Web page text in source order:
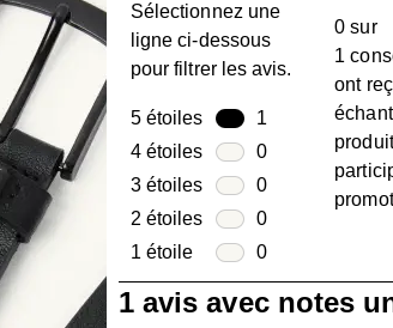
Sélectionnez une
ligne ci-dessous
pour filtrer les avis.
5 étoiles étoiles1
1 avis avec 5
4 étoiles étoiles0
0 avis avec 4
3 étoiles étoiles0
0 avis avec 3
2 étoiles étoiles0
0 avis avec 2
1 étoile étoiles 0
0 avis avec 1
0 sur
1
ont
1 avis avec notes